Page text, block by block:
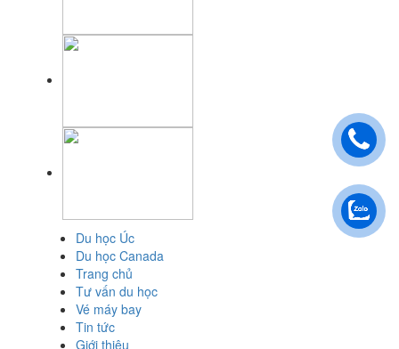
Du học Úc
Du học Canada
Trang chủ
Tư vấn du học
Vé máy bay
Tin tức
Giới thiệu